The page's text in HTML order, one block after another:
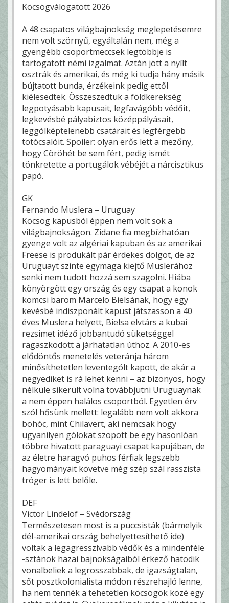
Köcsögválogatott 2026
A 48 csapatos világbajnokság meglepetésemre
nem volt szörnyű, egyáltalán nem, még a
gyengébb csoportmeccsek legtöbbje is
tartogatott némi izgalmat. Aztán jött a nyílt
osztrák és amerikai, és még ki tudja hány másik
bújtatott bunda, érzékeink pedig ettől
kiélesedtek. Összeszedtük a földkerekség
legpotyásabb kapusait, legfavágóbb védőit,
legkevésbé pályabiztos középpályásait,
leggólképtelenebb csatárait és legférgebb
totócsalóit. Spoiler: olyan erős lett a mezőny,
hogy Cöröhét be sem fért, pedig ismét
tönkretette a portugálok vébéjét a nárcisztikus
papó.
GK
Fernando Muslera – Uruguay
Köcsög kapusból éppen nem volt sok a
világbajnokságon. Zidane fia megbízhatóan
gyenge volt az algériai kapuban és az amerikai
Freese is produkált pár érdekes dolgot, de az
Uruguayt szinte egymaga kiejtő Muslerához
senki nem tudott hozzá sem szagolni. Hiába
könyörgött egy ország és egy csapat a konok
komcsi barom Marcelo Bielsának, hogy egy
kevésbé indiszponált kapust játszasson a 40
éves Muslera helyett, Bielsa elvtárs a kubai
rezsimet idéző jobbantudó süketséggel
ragaszkodott a járhatatlan úthoz. A 2010-es
elődöntős menetelés veteránja három
minősíthetetlen leventególt kapott, de akár a
negyediket is rá lehet kenni – az bizonyos, hogy
nélküle sikerült volna továbbjutni Uruguaynak
a nem éppen halálos csoportból. Egyetlen érv
szól hősünk mellett: legalább nem volt akkora
bohóc, mint Chilavert, aki nemcsak hogy
ugyanilyen gólokat szopott be egy hasonlóan
többre hivatott paraguayi csapat kapujában, de
az életre haragvó puhos férfiak legszebb
hagyományait követve még szép szál rasszista
tróger is lett belőle.
DEF
Victor Lindelöf – Svédország
Természetesen most is a puccsisták (bármelyik
dél-amerikai ország behelyettesíthető ide)
voltak a legagresszívabb védők és a mindenféle
-sztánok hazai bajnokságaiból érkező hatodik
vonalbeliek a legrosszabbak, de igazságtalan,
sőt posztkolonialista módon részrehajló lenne,
ha nem tennék a tehetetlen köcsögök közé egy